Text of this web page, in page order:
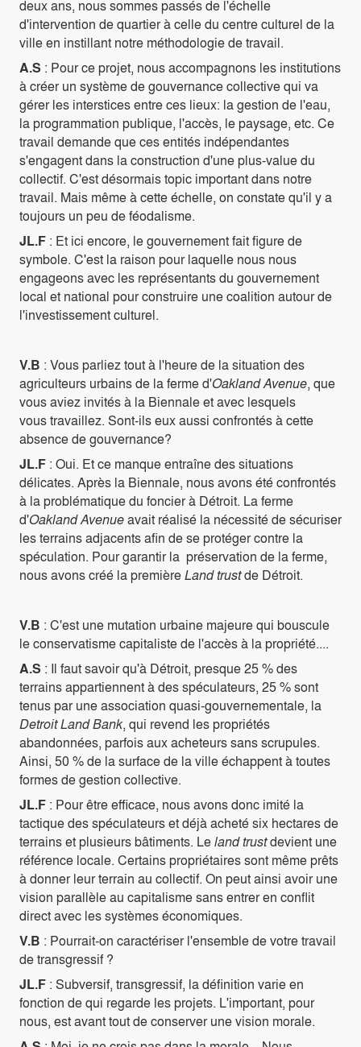
deux ans, nous sommes passés de l'échelle
d'intervention de quartier à celle du centre culturel de la
ville en instillant notre méthodologie de travail.
A.S : Pour ce projet, nous accompagnons les institutions
à créer un système de gouvernance collective qui va
gérer les interstices entre ces lieux: la gestion de l'eau,
la programmation publique, l'accès, le paysage, etc. Ce
travail demande que ces entités indépendantes
s'engagent dans la construction d'une plus-value du
collectif. C'est désormais topic important dans notre
travail. Mais même à cette échelle, on constate qu'il y a
toujours un peu de féodalisme.
JL.F : Et ici encore, le gouvernement fait figure de
symbole. C'est la raison pour laquelle nous nous
engageons avec les représentants du gouvernement
local et national pour construire une coalition autour de
l'investissement culturel.
V.B : Vous parliez tout à l'heure de la situation des
agriculteurs urbains de la ferme d'Oakland Avenue, que
vous aviez invités à la Biennale et avec lesquels
vous travaillez. Sont-ils eux aussi confrontés à cette
absence de gouvernance?
JL.F : Oui. Et ce manque entraîne des situations
délicates. Après la Biennale, nous avons été confrontés
à la problématique du foncier à Détroit. La ferme
d'Oakland Avenueavait réalisé la nécessité de sécuriser
les terrains adjacents afin de se protéger contre la
spéculation. Pour garantir la préservation de la ferme,
nous avons créé la premièreLand trustde Détroit.
V.B : C'est une mutation urbaine majeure qui bouscule
le conservatisme capitaliste de l'accès à la propriété....
A.S : Il faut savoir qu'à Détroit, presque 25 % des
terrains appartiennent à des spéculateurs, 25 % sont
tenus par une association quasi-gouvernementale, la
Detroit Land Bank, qui revend les propriétés
abandonnées, parfois aux acheteurs sans scrupules.
Ainsi, 50 % de la surface de la ville échappent à toutes
formes de gestion collective.
JL.F : Pour être efficace, nous avons donc imité la
tactique des spéculateurs et déjà acheté six hectares de
terrains et plusieurs bâtiments. Leland trustdevient une
référence locale. Certains propriétaires sont même prêts
à donner leur terrain au collectif. On peut ainsi avoir une
vision parallèle au capitalisme sans entrer en conflit
direct avec les systèmes économiques.
V.B : Pourrait-on caractériser l'ensemble de votre travail
de transgressif ?
JL.F : Subversif, transgressif, la définition varie en
fonction de qui regarde les projets. L'important, pour
nous, est avant tout de conserver une vision morale.